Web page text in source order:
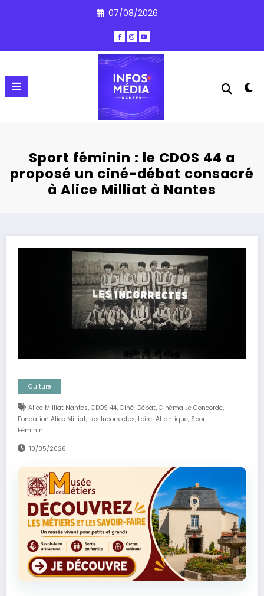
07/08/2026
Sport féminin : le CDOS 44 a
proposé un ciné-débat consacré
à Alice Milliat à Nantes
Culture
Alice Milliat Nantes, CDOS 44, Ciné-Débat, Cinéma Le Concorde,
Fondation Alice Milliat, Les Incorrectes, Loire-Atlantique, Sport
Féminin
10/05/2026